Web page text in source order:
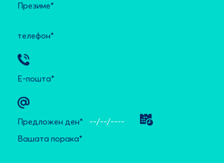
Презиме*
телефон*
Е-пошта*
Предложен ден*
Вашата порака*